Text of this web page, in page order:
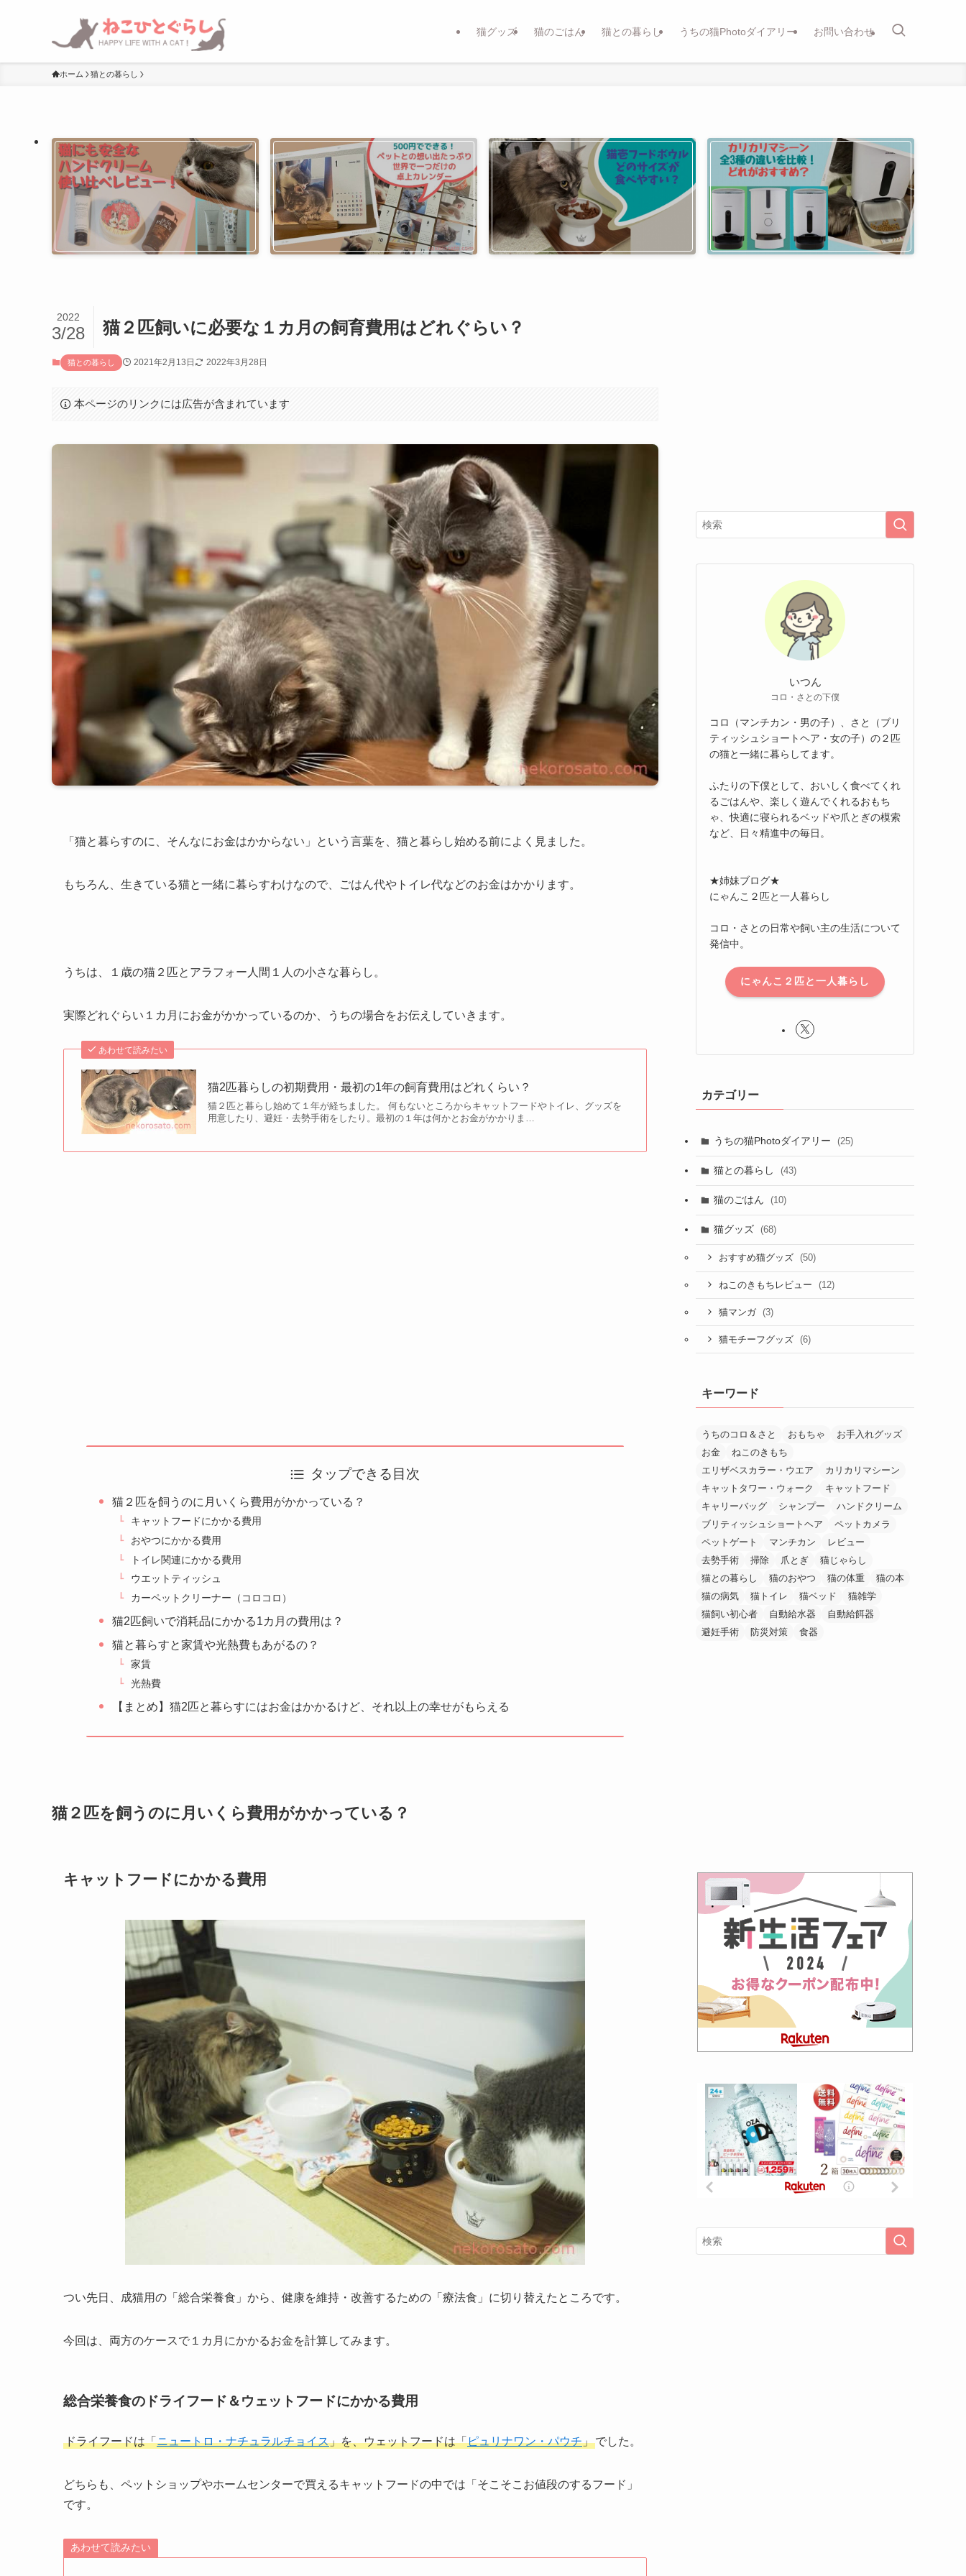
猫グッズ 猫のごはん 猫との暮らし うちの猫Photoダイアリー お問い合わせ
ホーム 猫との暮らし
猫２匹飼いに必要な１カ月の飼育費用はどれぐらい？
2022
3/28
猫との暮らし 2021年2月13日 2022年3月28日
本ページのリンクには広告が含まれています
「猫と暮らすのに、そんなにお金はかからない」という言葉を、猫と暮らし始める前によく見ました。
もちろん、生きている猫と一緒に暮らすわけなので、ごはん代やトイレ代などのお金はかかります。
うちは、１歳の猫２匹とアラフォー人間１人の小さな暮らし。
実際どれぐらい１カ月にお金がかかっているのか、うちの場合をお伝えしていきます。
あわせて読みたい
猫2匹暮らしの初期費用・最初の1年の飼育費用はどれくらい？
猫２匹と暮らし始めて１年が経ちました。 何もないところからキャットフードやトイレ、グッズを
用意したり、避妊・去勢手術をしたり。最初の１年は何かとお金がかかりま…
タップできる目次
猫２匹を飼うのに月いくら費用がかかっている？
キャットフードにかかる費用
おやつにかかる費用
トイレ関連にかかる費用
ウエットティッシュ
カーペットクリーナー（コロコロ）
猫2匹飼いで消耗品にかかる1カ月の費用は？
猫と暮らすと家賃や光熱費もあがるの？
家賃
光熱費
【まとめ】猫2匹と暮らすにはお金はかかるけど、それ以上の幸せがもらえる
猫２匹を飼うのに月いくら費用がかかっている？
キャットフードにかかる費用
つい先日、成猫用の「総合栄養食」から、健康を維持・改善するための「療法食」に切り替えたところです。
今回は、両方のケースで１カ月にかかるお金を計算してみます。
総合栄養食のドライフード＆ウェットフードにかかる費用
ドライフードは「ニュートロ・ナチュラルチョイス」を、ウェットフードは「ピュリナワン・パウチ」でした。
どちらも、ペットショップやホームセンターで買えるキャットフードの中では「そこそこお値段のするフード」
です。
あわせて読みたい
いつん
コロ・さとの下僕
コロ（マンチカン・男の子）、さと（ブリ
ティッシュショートヘア・女の子）の２匹
の猫と一緒に暮らしてます。
ふたりの下僕として、おいしく食べてくれ
るごはんや、楽しく遊んでくれるおもち
ゃ、快適に寝られるベッドや爪とぎの模索
など、日々精進中の毎日。
★姉妹ブログ★
にゃんこ２匹と一人暮らし
コロ・さとの日常や飼い主の生活について
発信中。
にゃんこ２匹と一人暮らし
カテゴリー
うちの猫Photoダイアリー (25)
猫との暮らし (43)
猫のごはん (10)
猫グッズ (68)
おすすめ猫グッズ (50)
ねこのきもちレビュー (12)
猫マンガ (3)
猫モチーフグッズ (6)
キーワード
うちのコロ＆さと おもちゃ
お手入れグッズ
お金
ねこのきもち
エリザベスカラー・ウエア
カリカリマシーン
キャットタワー・ウォーク
キャットフード
キャリーバッグ
シャンプー
ハンドクリーム
ブリティッシュショートヘア
ペットカメラ
ペットゲート
マンチカン
レビュー
去勢手術
掃除 爪とぎ
猫じゃらし
猫との暮らし
猫のおやつ 猫の体重
猫の本
猫の病気
猫トイレ 猫ベッド
猫雑学
猫飼い初心者
自動給水器
自動給餌器
避妊手術
防災対策 食器